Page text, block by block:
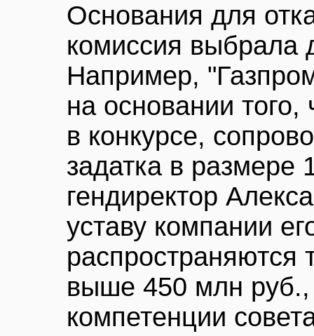
Основания для
комиссия выбрала
Например,
на основании
в конкурсе,
задатка в размере
гендиректор
уставу компании
распространяются
выше 450 млн руб.,
компетенции